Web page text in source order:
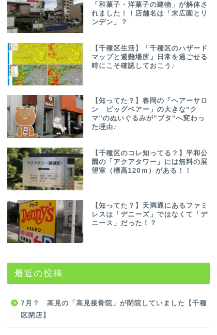
「和菓子・洋菓子の建物」が解体さ
れました！！店舗名は「末広園とリ
ンデン」？
【千種区生活】「千種区のハザード
マップと避難場所」日常を過ごせる
時にこそ確認しておこう♪
【知ってた？】春岡の「ヘアーサロ
ン ビッグベアー」の大きな”ク
マ”のぬいぐるみが”ブタ”へ変わっ
た理由♪
【千種区のコレ知ってる？】平和公
園の「アクアタワー」には無料の展
望室（標高120ｍ）がある！！
【知ってた？】天満通にあるファミ
レスは「デニーズ」ではなくて「デ
ニース」だった！？
最近の投稿
7月？ 高見の「高見接骨院」が閉院していました【千種
区閉店】